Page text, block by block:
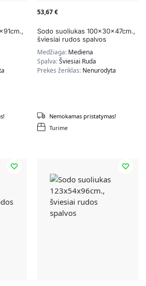
53,67€
Sodo suoliukas 100x30x47cm.,
šviesiai rudos spalvos
Medžiaga: Mediena
Spalva:Šviesiai Ruda
Prekės ženklas: Nenurodyta
Turime
Nemokamas pristatymas!